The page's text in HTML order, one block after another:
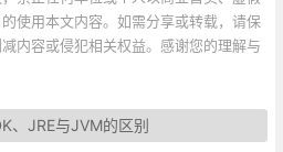
使用本文内容。如需分享或转载，请保
内容或侵犯相关权益。感谢您的理解与
、JRE与JVM的区别